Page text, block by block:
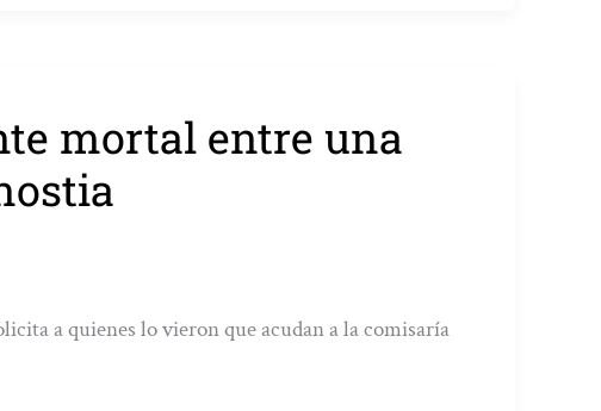
mortal entre una
a quienes lo vieron que acudan a la comisaría